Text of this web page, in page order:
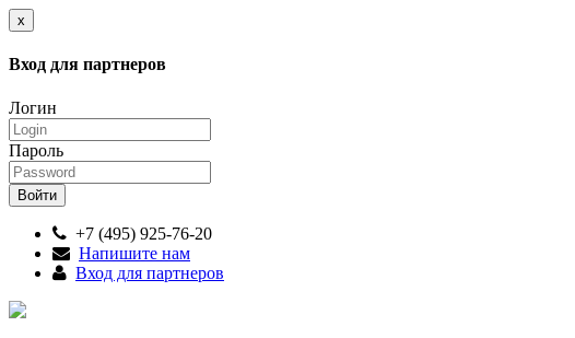
x
Вход для партнеров
Логин
Пароль
+7 (495) 925-76-20
Напишите нам
Вход для партнеров